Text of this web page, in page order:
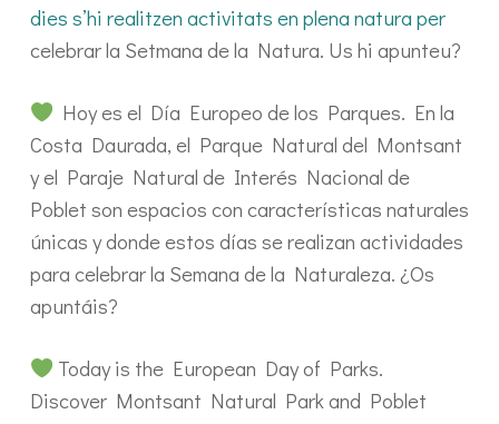
dies s’hi realitzen activitats en plena natura per
celebrar la Setmana de la Natura. Us hi apunteu?
Hoy es el Día Europeo de los Parques. En la
Costa Daurada, el Parque Natural del Montsant
y el Paraje Natural de Interés Nacional de
Poblet son espacios con características naturales
únicas y donde estos días se realizan actividades
para celebrar la Semana de la Naturaleza. ¿Os
apuntáis?
Today is the European Day of Parks.
Discover Montsant Natural Park and Poblet